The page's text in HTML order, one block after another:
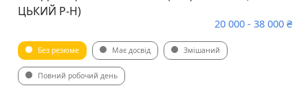
ЦЬКИЙ Р-Н)
20 000 - 38 000 ₴
Без резюме Має досвід Змішаний
Повний робочий день